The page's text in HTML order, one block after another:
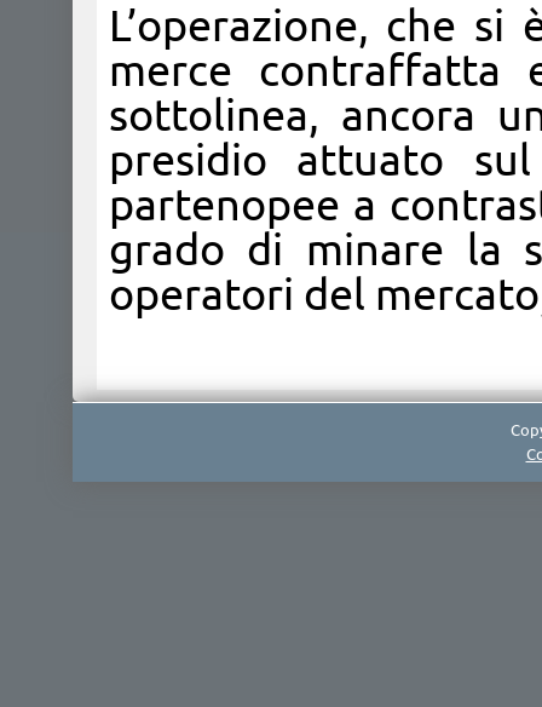
L’operazione, che
merce contraffatta
sottolinea, ancora
presidio attuato
partenopee a
grado di minare la
operatori del